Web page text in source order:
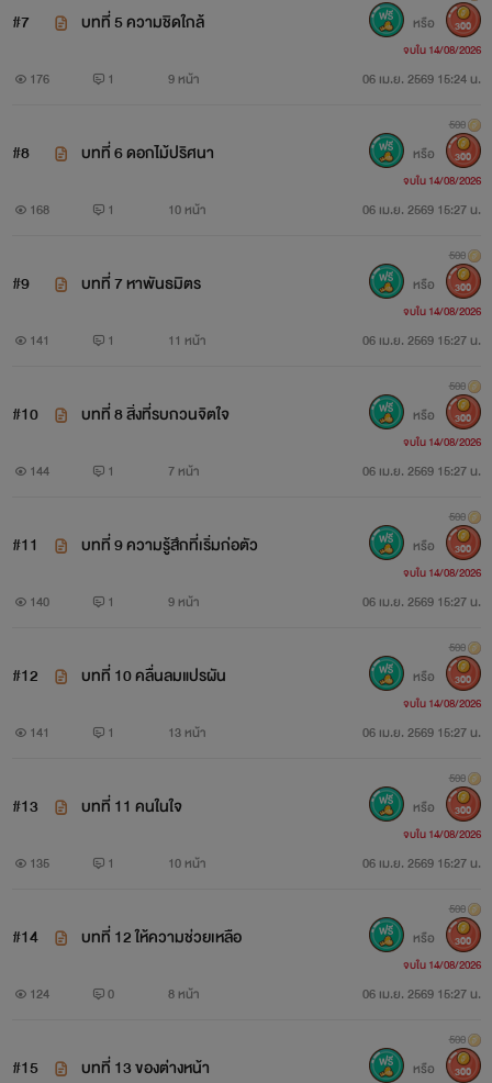
#7 บทที่ 5 ความชิดใกล้
176 1 9 หน้า 06 เม.ย. 2569 15:24 น.
หรือ 300
จบใน 14/08/2026
#8 บทที่ 6 ดอกไม้ปริศนา
168 1 10 หน้า 06 เม.ย. 2569 15:27 น.
500
หรือ 300
จบใน 14/08/2026
#9 บทที่ 7 หาพันธมิตร
141 1 11 หน้า 06 เม.ย. 2569 15:27 น.
500
หรือ 300
จบใน 14/08/2026
#10 บทที่ 8 สิ่งที่รบกวนจิตใจ
144 1 7 หน้า 06 เม.ย. 2569 15:27 น.
500
หรือ 300
จบใน 14/08/2026
#11 บทที่ 9 ความรู้สึกที่เริ่มก่อตัว
140 1 9 หน้า 06 เม.ย. 2569 15:27 น.
500
หรือ 300
จบใน 14/08/2026
#12 บทที่ 10 คลื่นลมแปรผัน
141 1 13 หน้า 06 เม.ย. 2569 15:27 น.
500
หรือ 300
จบใน 14/08/2026
#13 บทที่ 11 คนในใจ
135 1 10 หน้า 06 เม.ย. 2569 15:27 น.
500
หรือ 300
จบใน 14/08/2026
#14 บทที่ 12 ให้ความช่วยเหลือ
124 0 8 หน้า 06 เม.ย. 2569 15:27 น.
500
หรือ 300
จบใน 14/08/2026
#15 บทที่ 13 ของต่างหน้า
500
หรือ 300